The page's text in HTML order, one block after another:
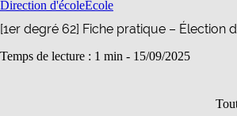
Direction d'écoleÉcole
[1er degré 62] Fiche pratique – Élection
Temps de lecture : 1 min - 15/09/2025